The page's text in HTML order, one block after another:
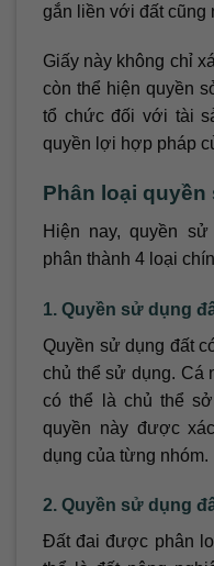
gắn liền với đất
Giấy này không chỉ
còn thể hiện quyền
tổ chức đối với tài
quyền lợi hợp pháp
Phân loại
Hiện nay, quyền
phân thành 4 loại
1. Quyền sử dụng
Quyền sử dụng đất
chủ thể sử dụng. Cá
có thể là chủ thể
quyền này được
dụng của từng nhóm.
2. Quyền sử dụng
Đất đai được phân